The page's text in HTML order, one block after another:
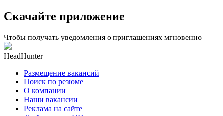
Скачайте приложение
Чтобы получать уведомления о приглашениях мгновенно
HeadHunter
Размещение вакансий
Поиск по резюме
О компании
Наши вакансии
Реклама на сайте